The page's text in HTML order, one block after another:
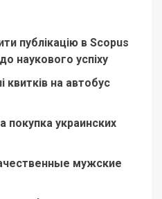
публікацію в Scopus
наукового успіху
квитків на автобус
покупка украинских
мужские